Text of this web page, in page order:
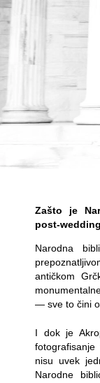
Zašto je
post-
Narodna
antičkom
— sve to čini
I dok je
nisu uvek
Narodne